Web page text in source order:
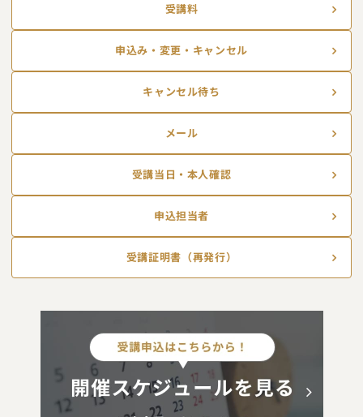
受講料
申込み・変更・キャンセル
キャンセル待ち
メール
受講当日・本人確認
申込担当者
受講証明書（再発行）